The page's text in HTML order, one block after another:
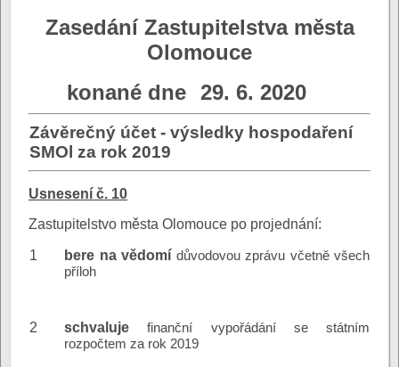
Zasedání Zastupitelstva města
Olomouce
konané dne 29. 6. 2020
Závěrečný účet - výsledky hospodaření
SMOl za rok 2019
Usnesení č. 10
Zastupitelstvo města Olomouce po projednání:
1 bere na vědomí důvodovou zprávu včetně všech
příloh
2 schvalujefinanční vypořádání se státním
rozpočtem za rok 2019